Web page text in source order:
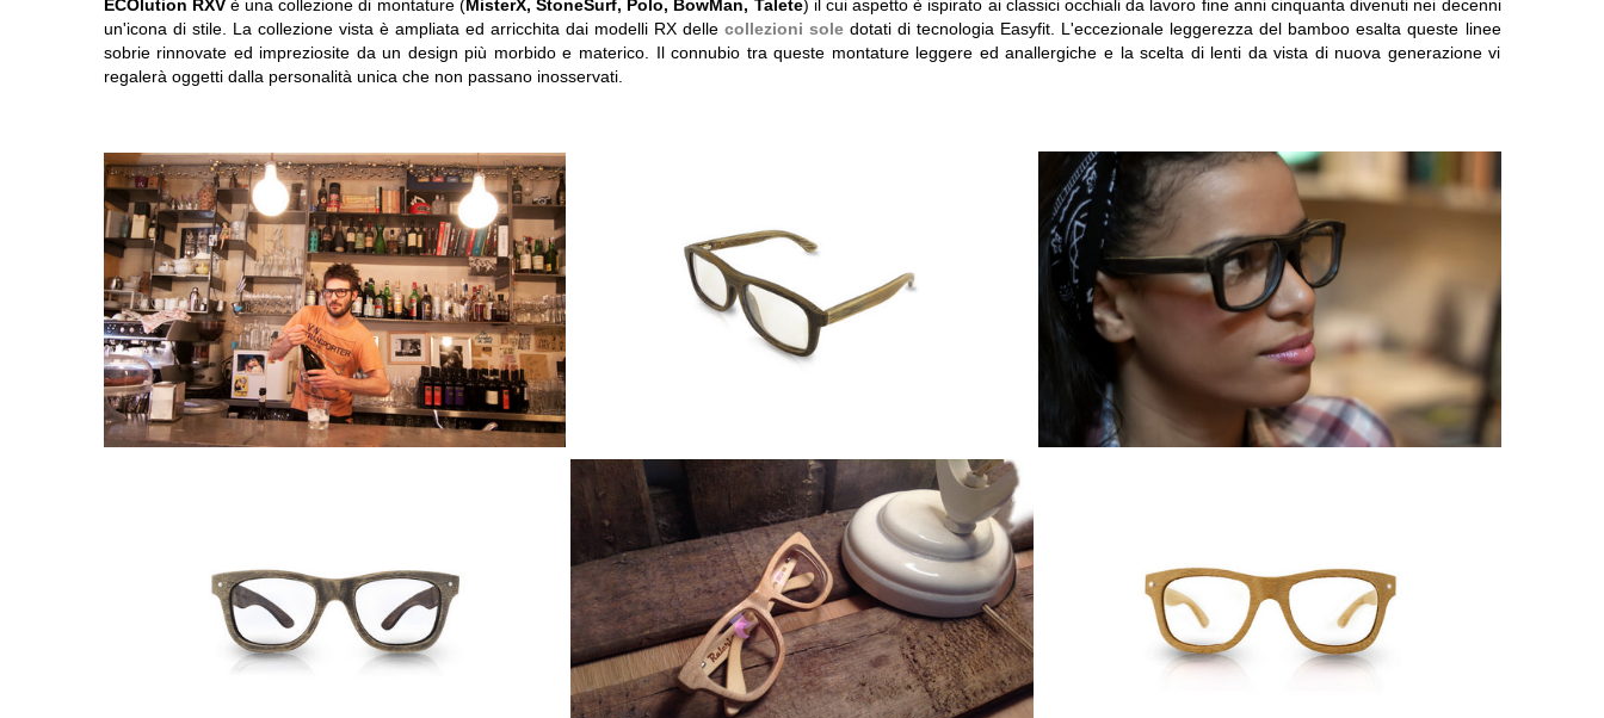
ECOlution RXVè una collezione di montature (MisterX, StoneSurf, Polo, BowMan, Talete) il cui aspetto è ispirato ai classici occhiali da lavoro fine anni cinquanta divenuti nei decenni
un'icona di stile. La collezione vista è ampliata ed arricchita dai modelli RX dellecollezioni sole dotati di tecnologia Easyfit. L'eccezionale leggerezza del bamboo esalta queste linee
sobrie rinnovate ed impreziosite da un design più morbido e materico. Il connubio tra queste montature leggere ed anallergiche e la scelta di lenti da vista di nuova generazione vi
regalerà oggetti dalla personalità unica che non passano inosservati.